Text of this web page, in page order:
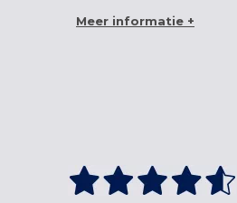
Meer informatie +